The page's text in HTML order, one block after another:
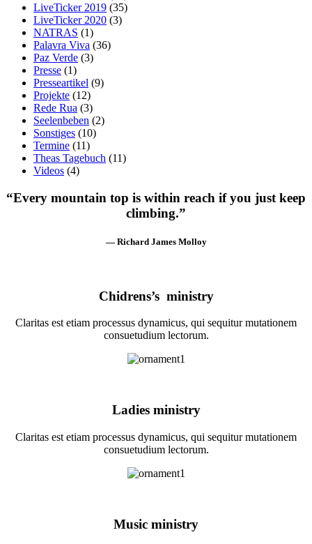
LiveTicker 2019 (35)
LiveTicker 2020 (3)
NATRAS (1)
Palavra Viva (36)
Paz Verde (3)
Presse (1)
Presseartikel (9)
Projekte (12)
Rede Rua (3)
Seelenbeben (2)
Sonstiges (10)
Termine (11)
Theas Tagebuch (11)
Videos (4)
“Every mountain top is within reach if you just keep
climbing.”
— Richard James Molloy
Chidrens’s ministry
Claritas est etiam processus dynamicus, qui sequitur mutationem
consuetudium lectorum.
Ladies ministry
Claritas est etiam processus dynamicus, qui sequitur mutationem
consuetudium lectorum.
Music ministry